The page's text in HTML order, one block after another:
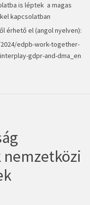
is léptek a magas
kapcsolatban
érhető el (angol nyelven):
edpb-work-together-
gdpr-and-dma_en